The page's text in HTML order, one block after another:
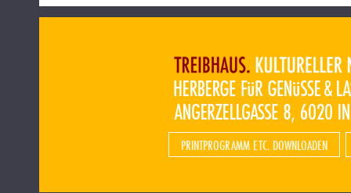
PRINTPROGRAMM ETC. DOWNLOADEN